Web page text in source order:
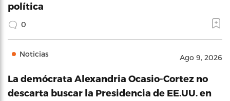
política
0
Noticias Ago 9, 2026
La demócrata Alexandria Ocasio-Cortez no
descarta buscar la Presidencia de EE.UU. en